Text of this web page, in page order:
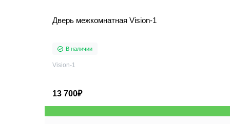
Дверь межкомнатная Vision-1
В наличии
Vision-1
13 700₽